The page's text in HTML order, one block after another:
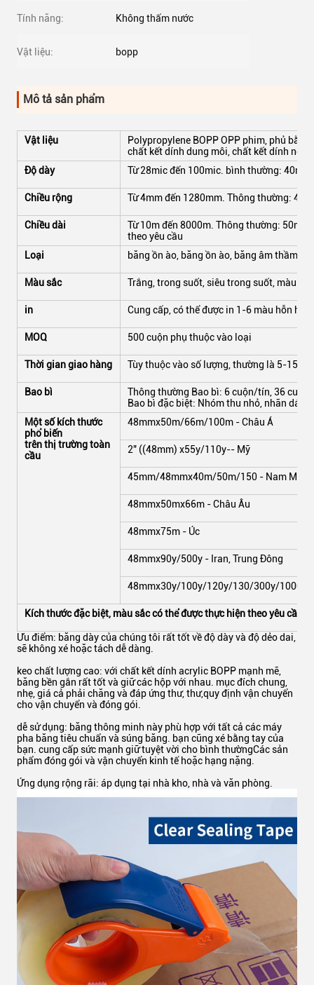
Tính năng: Không thấm nước
Vật liệu: bopp
Mô tả sản phẩm
Vật liệu
Polypropylene BOPP OPP phim, phủ
chất kết dính dung môi, chất kết dính
Độ dày
Từ 28mic đến 100mic. bình thường:
Chiều rộng Từ 4mm đến 1280mm. Thông thường:
Chiều dài
Từ 10m đến 8000m. Thông thường: 50m,
theo yêu cầu
Loại
băng ồn ào, băng ồn ào, băng âm thầm,
Màu sắc Trắng, trong suốt, siêu trong suốt, màu
in Cung cấp, có thể được in 1-6 màu hỗn
MOQ 500 cuộn phụ thuộc vào loại
Thời gian giao hàng Tùy thuộc vào số lượng, thường là 5-15
Bao bì
Thông thường Bao bì: 6 cuộn/tín, 36
Bao bì đặc biệt: Nhóm thu nhỏ, nhãn
Một số kích thước
phổ biến
trên thị trường toàn
cầu
48mmx50m/66m/100m - Châu Á
2" ((48mm) x55y/110y-- Mỹ
45mm/48mmx40m/50m/150 - Nam Mỹ
48mmx50mx66m - Châu Âu
48mmx75m - Úc
48mmx90y/500y - Iran, Trung Đông
48mmx30y/100y/120y/130/300y/1000y -
Kích thước đặc biệt, màu sắc có thể được thực hiện theo yêu cầu
Ưu điểm: băng dày của chúng tôi rất tốt về độ dày và độ dẻo dai,
sẽ không xé hoặc tách dễ dàng.
keo chất lượng cao: với chất kết dính acrylic BOPP mạnh mẽ,
băng bền gắn rất tốt và giữ các hộp với nhau. mục đích chung,
nhẹ, giá cả phải chăng và đáp ứng thư, thư,quy định vận chuyển
cho vận chuyển và đóng gói.
dễ sử dụng: băng thông minh này phù hợp với tất cả các máy
pha băng tiêu chuẩn và súng băng. bạn cũng xé bằng tay của
bạn. cung cấp sức mạnh giữ tuyệt vời cho bình thườngCác sản
phẩm đóng gói và vận chuyển kinh tế hoặc hạng nặng.
Ứng dụng rộng rãi: áp dụng tại nhà kho, nhà và văn phòng.